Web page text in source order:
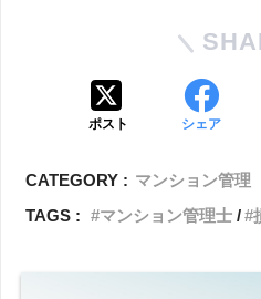
ポスト シェア
CATEGORY : マンション管理
TAGS :
マンション管理士